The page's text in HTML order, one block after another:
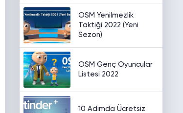
OSM Yenilmezlik
Taktiği 2022 (Yeni
Sezon)
OSM Genç Oyuncular
Listesi 2022
10 Adımda Ücretsiz